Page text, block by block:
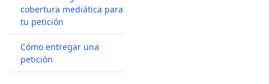
cobertura mediática para
tu petición
Cómo entregar una
petición